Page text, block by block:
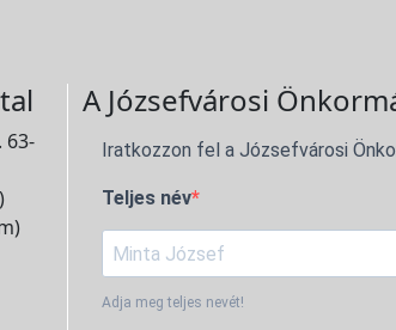
63-
A Józsefvárosi
Iratkozzon fel a Józsefvárosi
Teljes név
Adja meg teljes nevét!